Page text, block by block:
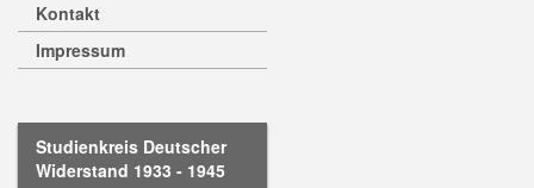
Kontakt
Impressum
Studienkreis Deutscher
Widerstand 1933 - 1945